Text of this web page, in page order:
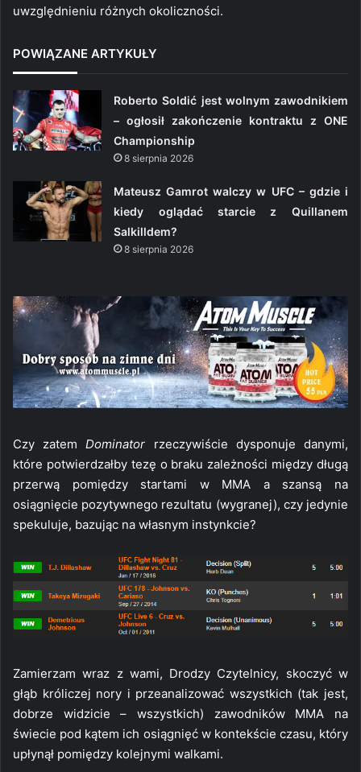
uwzględnieniu różnych okoliczności.
POWIĄZANE ARTYKUŁY
Roberto Soldić jest wolnym zawodnikiem
– ogłosił zakończenie kontraktu z ONE
Championship
8 sierpnia 2026
Mateusz Gamrot walczy w UFC – gdzie i
kiedy oglądać starcie z Quillanem
Salkilldem?
8 sierpnia 2026
Czy zatemDominator rzeczywiście dysponuje danymi,
które potwierdzałby tezę o braku zależności między długą
przerwą pomiędzy startami w MMA a szansą na
osiągnięcie pozytywnego rezultatu (wygranej), czy jedynie
spekuluje, bazując na własnym instynkcie?
Zamierzam wraz z wami, Drodzy Czytelnicy, skoczyć w
głąb króliczej nory i przeanalizować wszystkich (tak jest,
dobrze widzicie – wszystkich) zawodników MMA na
świecie pod kątem ich osiągnięć w kontekście czasu, który
upłynął pomiędzy kolejnymi walkami.